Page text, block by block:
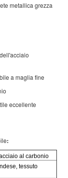
metallica grezza
a maglia fine
eccellente
:
al carbonio
tessuto